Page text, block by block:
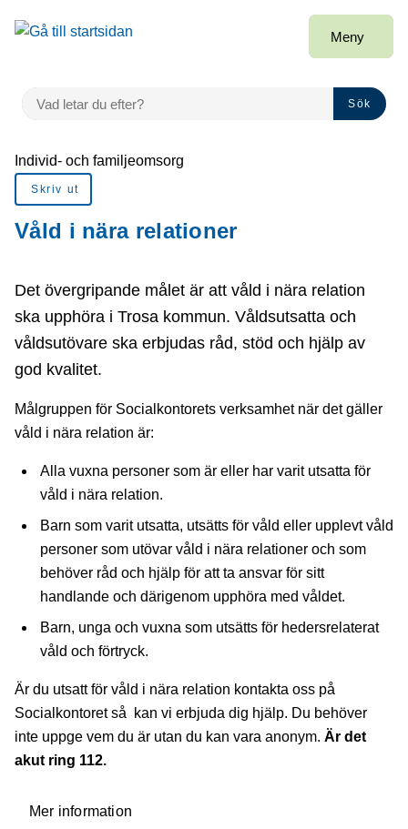
Gå till innehåll
till sidomeny
Meny
VAD LETAR DU EFTER?
Sök
Du är här:
Individ- och familjeomsorg
Skriv ut
Våld i nära relationer
Det övergripande målet är att våld i nära relation
ska upphöra i Trosa kommun. Våldsutsatta och
våldsutövare ska erbjudas råd, stöd och hjälp av
god kvalitet.
Målgruppen för Socialkontorets verksamhet när det gäller
våld i nära relation är:
Alla vuxna personer som är eller har varit utsatta för
våld i nära relation.
Barn som varit utsatta, utsätts för våld eller upplevt våld
personer som utövar våld i nära relationer och som
behöver råd och hjälp för att ta ansvar för sitt
handlande och därigenom upphöra med våldet.
Barn, unga och vuxna som utsätts för hedersrelaterat
våld och förtryck.
Är du utsatt för våld i nära relation kontakta oss på
Socialkontoret så kan vi erbjuda dig hjälp. Du behöver
inte uppge vem du är utan du kan vara anonym. Är det
akut ring 112.
Mer information